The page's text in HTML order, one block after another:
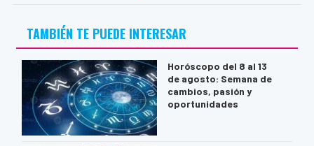
TAMBIÉN TE PUEDE INTERESAR
Horóscopo del 8 al 13
de agosto: Semana de
cambios, pasión y
oportunidades